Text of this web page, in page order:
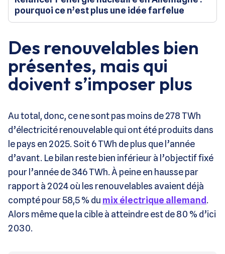
pourquoi ce n’est plus une idée farfelue
Des renouvelables bien
présentes, mais qui
doivent s’imposer plus
Au total, donc, ce ne sont pas moins de 278 TWh
d’électricité renouvelable qui ont été produits dans
le pays en 2025. Soit 6 TWh de plus que l’année
d’avant. Le bilan reste bien inférieur à l’objectif fixé
pour l’année de 346 TWh. À peine en hausse par
rapport à 2024 où les renouvelables avaient déjà
compté pour 58,5 % du mix électrique allemand.
Alors même que la cible à atteindre est de 80 % d’ici
2030.